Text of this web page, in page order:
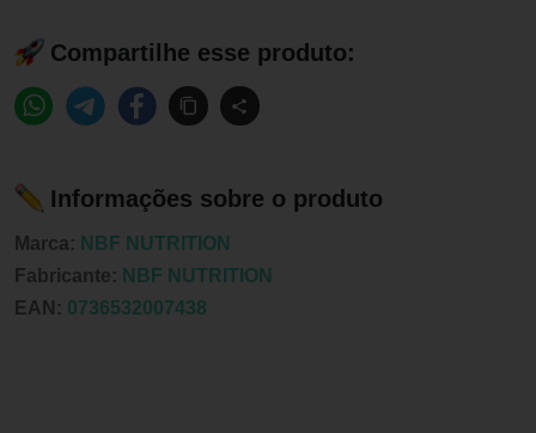
Compartilhe esse produto:
Informações sobre o produto
Marca: NBF NUTRITION
Fabricante: NBF NUTRITION
EAN: 0736532007438